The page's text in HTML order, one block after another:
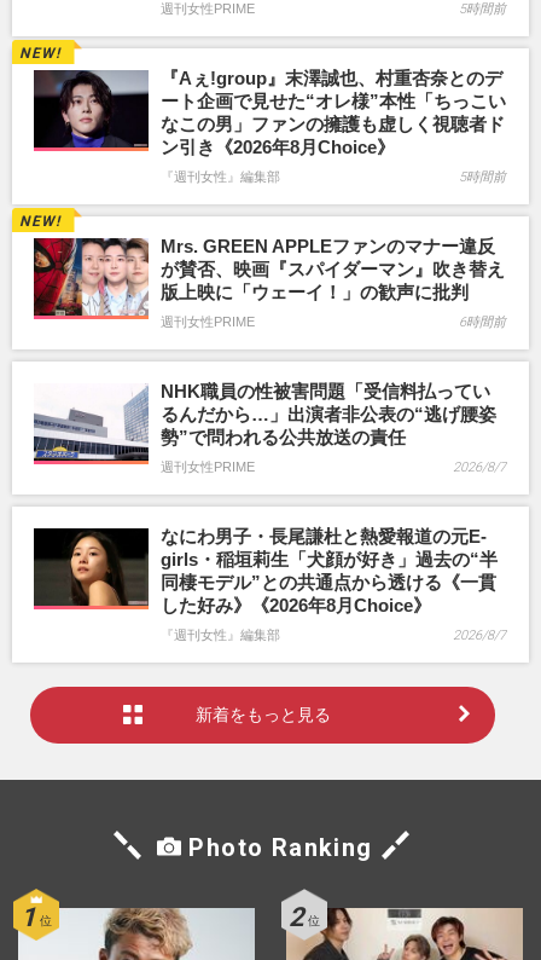
週刊女性PRIME 5時間前
『Aぇ!group』末澤誠也、村重杏奈とのデ
ート企画で見せた“オレ様”本性「ちっこい
なこの男」ファンの擁護も虚しく視聴者ド
ン引き《2026年8月Choice》
『週刊女性』編集部 5時間前
Mrs. GREEN APPLEファンのマナー違反
が賛否、映画『スパイダーマン』吹き替え
版上映に「ウェーイ！」の歓声に批判
週刊女性PRIME 6時間前
NHK職員の性被害問題「受信料払ってい
るんだから…」出演者非公表の“逃げ腰姿
勢”で問われる公共放送の責任
週刊女性PRIME 2026/8/7
なにわ男子・長尾謙杜と熱愛報道の元E-
girls・稲垣莉生「犬顔が好き」過去の“半
同棲モデル”との共通点から透ける《一貫
した好み》《2026年8月Choice》
『週刊女性』編集部 2026/8/7
新着をもっと見る
Photo Ranking